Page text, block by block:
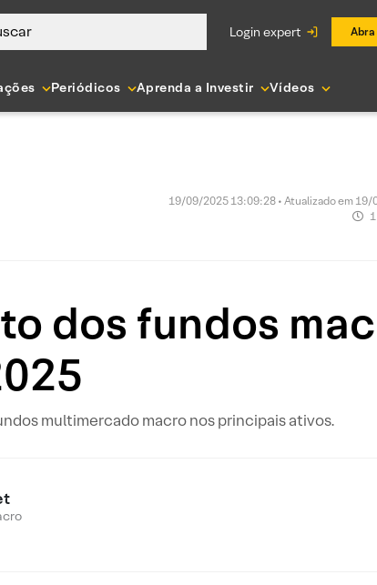
login expert Abra
Periódicos Aprenda a Investir Vídeos
19/09/2025 13:09:28 • Atualizado em
dos fundos
multimercado macro nos principais ativos.